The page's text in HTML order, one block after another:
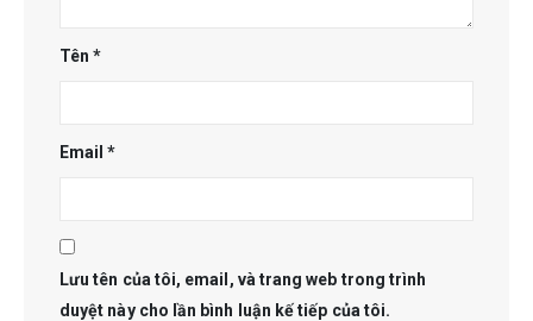
Tên*
Email*
Lưu tên của tôi, email, và trang web trong trình
duyệt này cho lần bình luận kế tiếp của tôi.